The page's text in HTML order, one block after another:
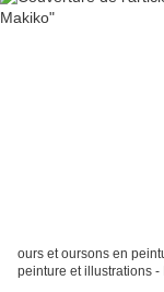
ours et oursons en
peinture et illustrations -